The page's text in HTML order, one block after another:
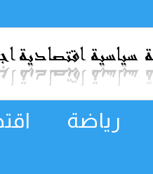
رياضة